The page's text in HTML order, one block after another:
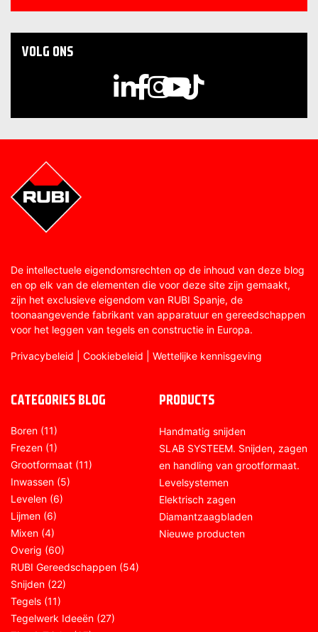
VOLG ONS
De intellectuele eigendomsrechten op de inhoud van deze blog
en op elk van de elementen die voor deze site zijn gemaakt,
zijn het exclusieve eigendom van RUBI Spanje, de
toonaangevende fabrikant van apparatuur en gereedschappen
voor het leggen van tegels en constructie in Europa.
Privacybeleid Cookiebeleid Wettelijke kennisgeving
CATEGORIES BLOG
Boren (11)
Frezen (1)
Grootformaat (11)
Inwassen (5)
Levelen (6)
Lijmen (6)
Mixen (4)
Overig (60)
RUBI Gereedschappen (54)
Snijden (22)
Tegels (11)
Tegelwerk Ideeën (27)
PRODUCTS
Handmatig snijden
SLAB SYSTEEM. Snijden, zagen
en handling van grootformaat.
Levelsystemen
Elektrisch zagen
Diamantzaagbladen
Nieuwe producten